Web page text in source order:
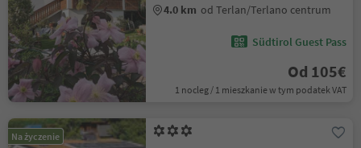
4.0 km od Terlan/Terlano centrum
Südtirol Guest Pass
Od 105€
1 nocleg / 1 mieszkanie w tym podatek VAT
Na życzenie